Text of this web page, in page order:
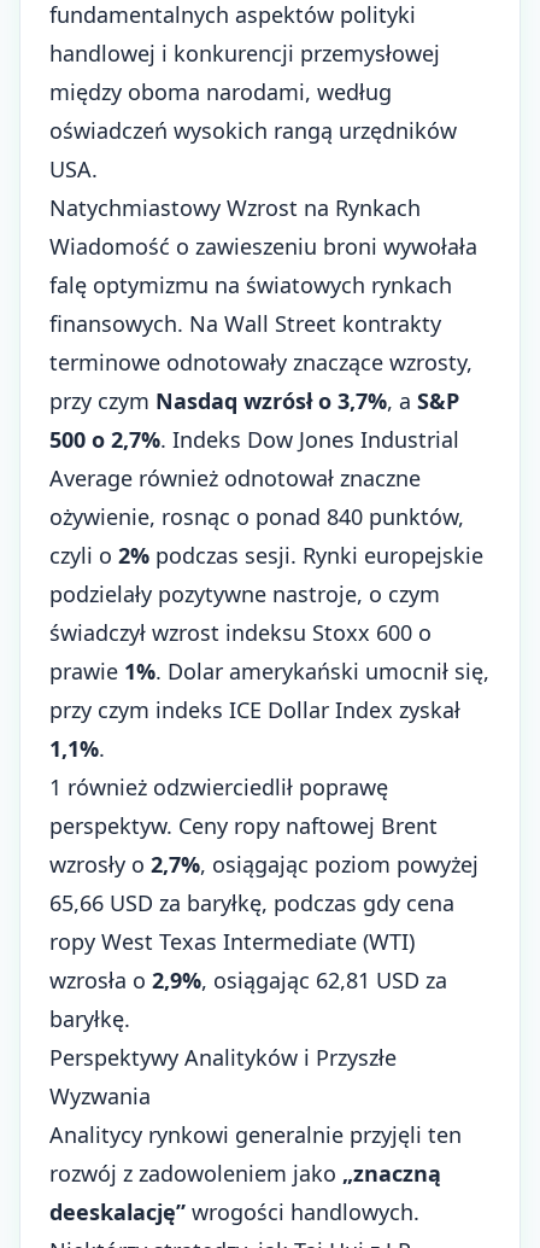
fundamentalnych aspektów polityki
handlowej i konkurencji przemysłowej
między oboma narodami, według
oświadczeń wysokich rangą urzędników
USA.
Natychmiastowy Wzrost na Rynkach
Wiadomość o zawieszeniu broni wywołała
falę optymizmu na światowych rynkach
finansowych. Na Wall Street kontrakty
terminowe odnotowały znaczące wzrosty,
przy czym Nasdaq wzrósł o 3,7%, a S&P
500 o 2,7%. Indeks Dow Jones Industrial
Average również odnotował znaczne
ożywienie, rosnąc o ponad 840 punktów,
czyli o 2% podczas sesji. Rynki europejskie
podzielały pozytywne nastroje, o czym
świadczył wzrost indeksu Stoxx 600 o
prawie 1%. Dolar amerykański umocnił się,
przy czym indeks ICE Dollar Index zyskał
1,1%.
1 również odzwierciedlił poprawę
perspektyw. Ceny ropy naftowej Brent
wzrosły o 2,7%, osiągając poziom powyżej
65,66 USD za baryłkę, podczas gdy cena
ropy West Texas Intermediate (WTI)
wzrosła o 2,9%, osiągając 62,81 USD za
baryłkę.
Perspektywy Analityków i Przyszłe
Wyzwania
Analitycy rynkowi generalnie przyjęli ten
rozwój z zadowoleniem jako „znaczną
deeskalację” wrogości handlowych.